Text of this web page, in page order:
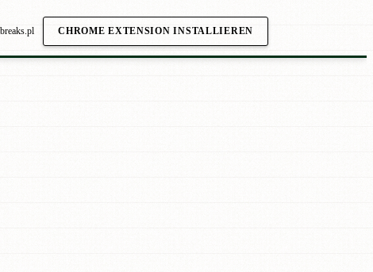
CHROME EXTENSION INSTALLIEREN